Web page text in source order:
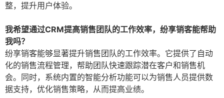
整，提升用户体验。
我希望通过CRM提高销售团队的工作效率，纷享销客能帮助
我吗？
纷享销客能够显著提升销售团队的工作效率。它提供了自动
化的销售流程管理，帮助团队快速跟踪潜在客户和销售机
会。同时，系统内置的智能分析功能可以为销售人员提供数
据支持，优化销售策略，从而提高业绩。